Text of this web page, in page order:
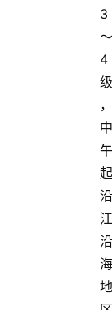
3
～
4
级
，
中
午
起
沿
江
沿
海
地